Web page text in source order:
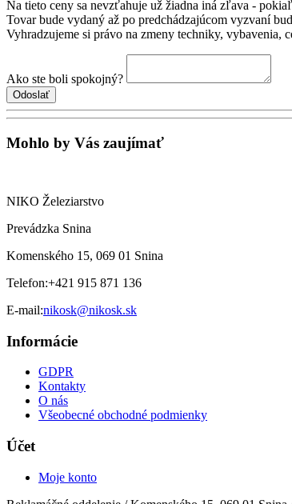
Na tieto ceny sa nevzťahuje už žiadna iná zľava -
Tovar bude vydaný až po predchádzajúcom vyzvaní
Vyhradzujeme si právo na zmeny techniky, vybavenia,
Ako ste boli spokojný?
Mohlo by Vás zaujímať
NIKO Železiarstvo
Prevádzka Snina
Komenského 15, 069 01 Snina
Telefon:+421 915 871 136
E-mail:nikosk@nikosk.sk
Informácie
GDPR
Kontakty
O nás
Všeobecné obchodné podmienky
Účet
Moje konto